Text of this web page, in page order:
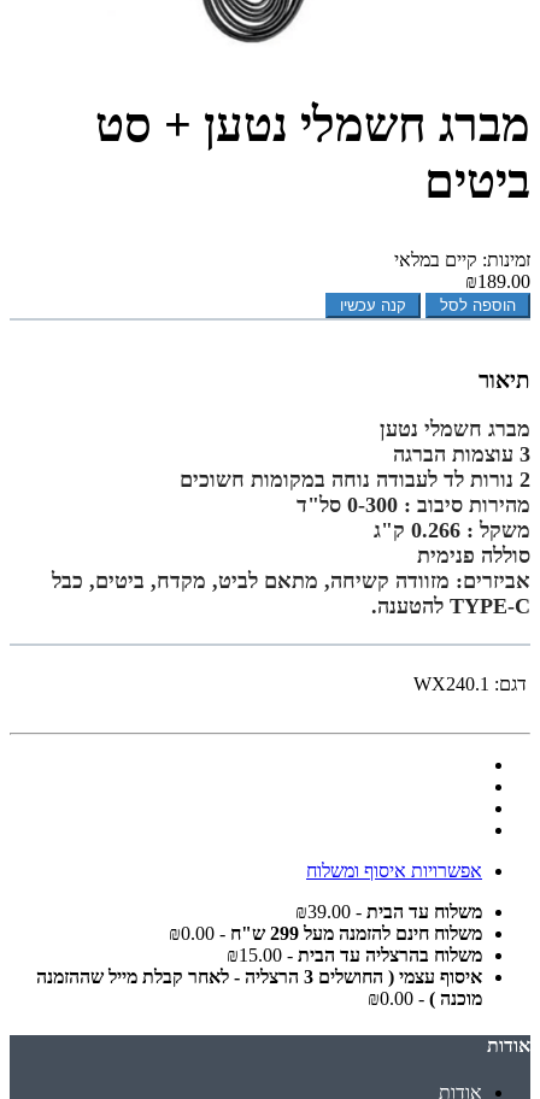
מברג חשמלי נטען + סט
ביטים
זמינות: קיים במלאי
₪189.00
הוספה לסל קנה עכשיו
תיאור
מברג חשמלי נטען
3 עוצמות הברגה
2 נורות לד לעבודה נוחה במקומות חשוכים
מהירות סיבוב : 0-300 סל"ד
משקל : 0.266 ק"ג
סוללה פנימית
אביזרים: מזוודה קשיחה, מתאם לביט, מקדח, ביטים, כבל
TYPE-C להטענה.
דגם: WX240.1
אפשרויות איסוף ומשלוח
משלוח עד הבית - ₪39.00
משלוח חינם להזמנה מעל 299 ש"ח
- ₪0.00
משלוח בהרצליה עד הבית - ₪15.00
איסוף עצמי ( החושלים 3 הרצליה - לאחר קבלת מייל שההזמנה
מוכנה ) - ₪0.00
אודות
אודות